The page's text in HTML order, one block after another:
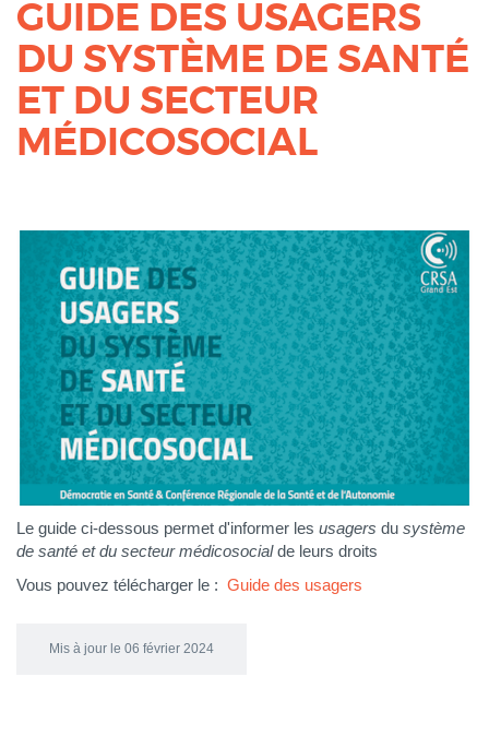
GUIDE DES USAGERS
DU SYSTÈME DE SANTÉ
ET DU SECTEUR
MÉDICOSOCIAL
Le guide ci-dessous permet d'informer les usagers du système
de santé et du secteur médicosocialde leurs droits
Vous pouvez télécharger le : Guide des usagers
Mis à jour le 06 février 2024